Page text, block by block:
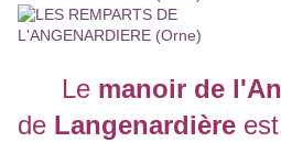
Le manoir de
de Langenardière